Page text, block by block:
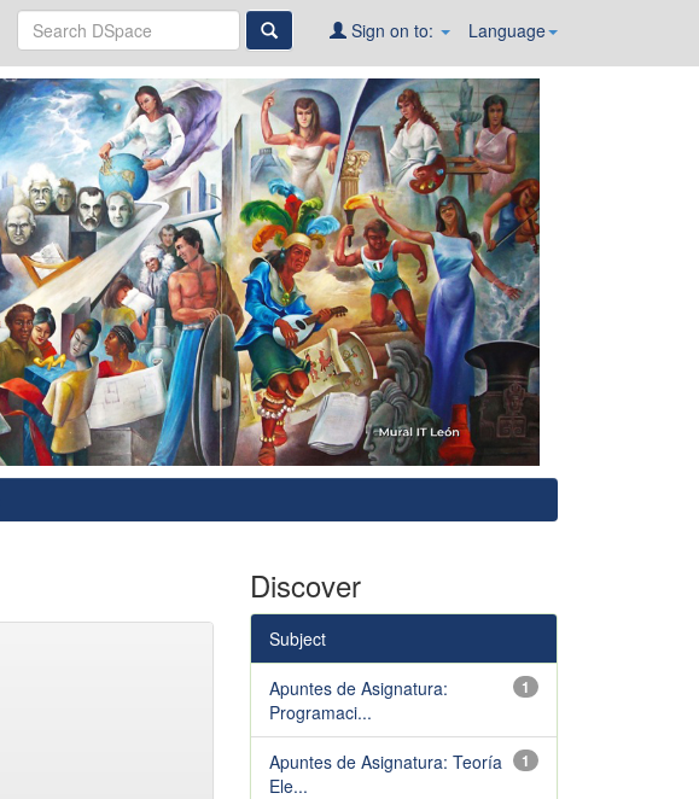
Language
Sign on to:
Discover
Subject
1
Apuntes de Asignatura:
Programaci...
1
Apuntes de Asignatura: Teoría
Ele...